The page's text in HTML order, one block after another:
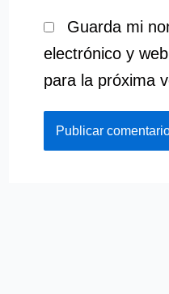
Guarda mi
electrónico y
para la próxima